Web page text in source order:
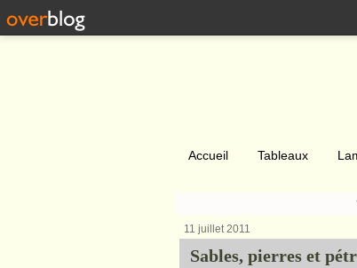
Accueil Tableaux
11 juillet 2011
Sables, pierres et